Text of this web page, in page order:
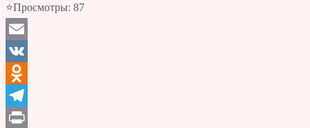
⭐Просмотры: 87
Email
VK
Odnoklassniki
Telegram